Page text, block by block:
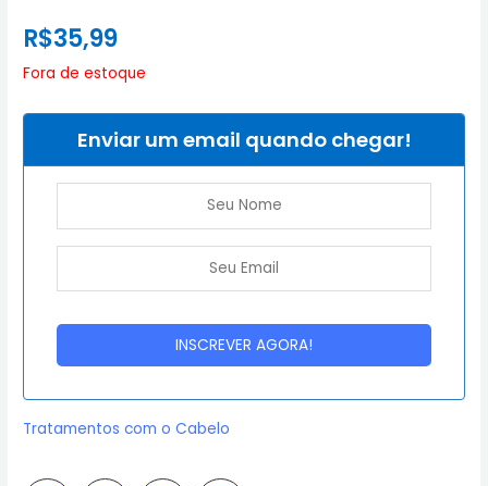
R$35,99
Fora de estoque
Enviar um email quando chegar!
Tratamentos com o Cabelo